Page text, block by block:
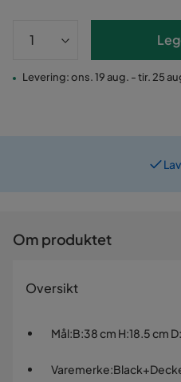
Levering: ons. 19 aug. - tir. 25
Om produktet
Oversikt
Mål:B:38 cm H:18.5 cm
Varemerke: